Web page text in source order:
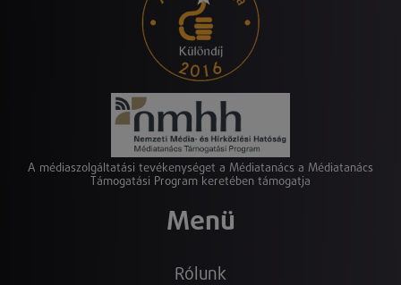
A médiaszolgáltatási tevékenységet a Médiatanács a Médiatanács
Támogatási Program keretében támogatja
Menü
Rólunk